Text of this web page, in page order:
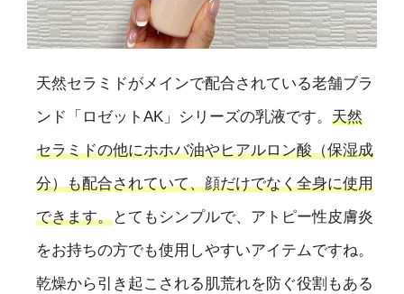
天然セラミドがメインで配合されている老舗ブラ
ンド「ロゼットAK」シリーズの乳液です。 天然
セラミドの他にホホバ油やヒアルロン酸（保湿成
分）も配合されていて、顔だけでなく全身に使用
できます。とてもシンプルで、アトピー性皮膚炎
をお持ちの方でも使用しやすいアイテムですね。
乾燥から引き起こされる肌荒れを防ぐ役割もある